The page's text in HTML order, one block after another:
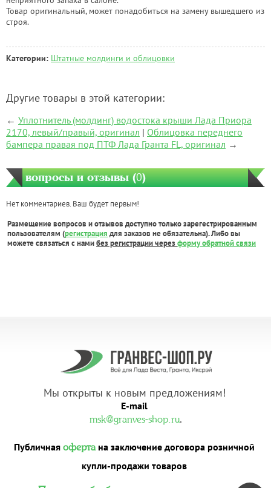
Товар оригинальный, может понадобиться на замену вышедшего из
строя.
Категории: Штатные молдинги и облицовки
Другие товары в этой категории:
← Уплотнитель (молдинг) водостока крыши Лада Приора
2170, левый/правый, оригинал | Облицовка переднего
бампера правая под ПТФ Лада Гранта FL, оригинал →
вопросы и отзывы (0)
Нет комментариев. Ваш будет первым!
Размещение вопросов и отзывов доступно только зарегестрированным
пользователям (регистрация для заказов не обязательна). Либо вы
можете связаться с намибез регистрации через форму обратной связи
Мы открыты к новым предложениям!
E-mail
msk@granves-shop.ru.
Публичная офертана заключение договора розничной
купли-продажи товаров